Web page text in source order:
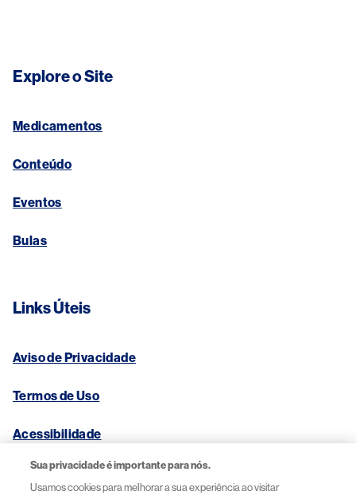
Explore o Site
Medicamentos
Conteúdo
Eventos
Bulas
Links Úteis
Aviso de Privacidade
Termos de Uso
Acessibilidade
Contato
Sua privacidade é importante para nós.
Usamos cookies para melhorar a sua experiência ao visitar